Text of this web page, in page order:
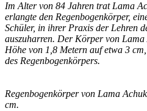
Im Alter von 84 Jahren trat Lama
erlangte den Regenbogenkörper,
Schüler, in ihrer Praxis der Lehren
auszuharren. Der Körper von
Höhe von 1,8 Metern auf etwa 3
des Regenbogenkörpers.
Regenbogenkörper von Lama
cm.